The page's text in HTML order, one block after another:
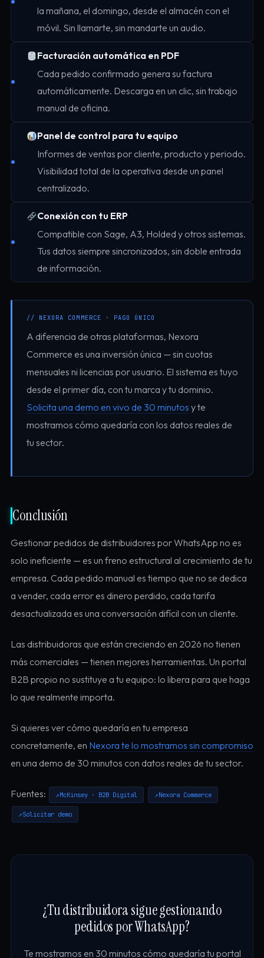
la mañana, el domingo, desde el almacén con el
móvil. Sin llamarte, sin mandarte un audio.
Facturación automática en PDF
Cada pedido confirmado genera su factura
automáticamente. Descarga en un clic, sin trabajo
manual de oficina.
Panel de control para tu equipo
Informes de ventas por cliente, producto y periodo.
Visibilidad total de la operativa desde un panel
centralizado.
Conexión con tu ERP
Compatible con Sage, A3, Holded y otros sistemas.
Tus datos siempre sincronizados, sin doble entrada
de información.
// NEXORA COMMERCE · PAGO ÚNICO
A diferencia de otras plataformas, Nexora
Commerce es una inversión única — sin cuotas
mensuales ni licencias por usuario. El sistema es tuyo
desde el primer día, con tu marca y tu dominio.
Solicita una demo en vivo de 30 minutos y te
mostramos cómo quedaría con los datos reales de
tu sector.
Conclusión
Gestionar pedidos de distribuidores por WhatsApp no es
solo ineficiente — es un freno estructural al crecimiento de tu
empresa. Cada pedido manual es tiempo que no se dedica
a vender, cada error es dinero perdido, cada tarifa
desactualizada es una conversación difícil con un cliente.
Las distribuidoras que están creciendo en 2026 no tienen
más comerciales — tienen mejores herramientas. Un portal
B2B propio no sustituye a tu equipo: lo libera para que haga
lo que realmente importa.
Si quieres ver cómo quedaría en tu empresa
concretamente, en Nexora te lo mostramos sin compromiso
en una demo de 30 minutos con datos reales de tu sector.
Fuentes: McKinsey · B2B Digital Nexora Commerce
Solicitar demo
¿Tu distribuidora sigue gestionando
pedidos por WhatsApp?
Te mostramos en 30 minutos cómo quedaría tu portal